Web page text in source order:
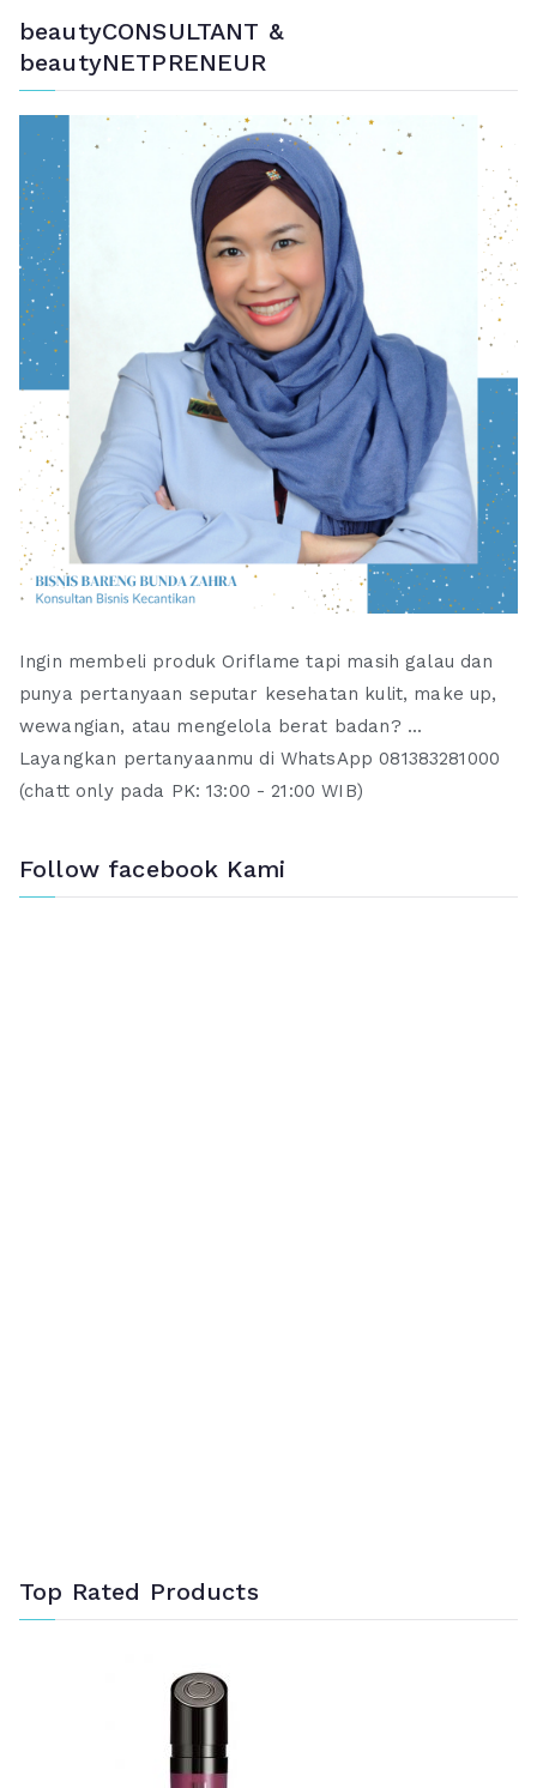
beautyCONSULTANT &
beautyNETPRENEUR
Ingin membeli produk Oriflame tapi masih galau dan
punya pertanyaan seputar kesehatan kulit, make up,
wewangian, atau mengelola berat badan? ...
Layangkan pertanyaanmu di WhatsApp 081383281000
(chatt only pada PK: 13:00 - 21:00 WIB)
Follow facebook Kami
Top Rated Products